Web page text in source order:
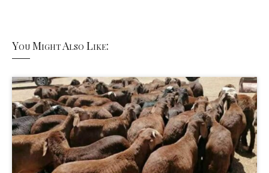
You Might Also Like: